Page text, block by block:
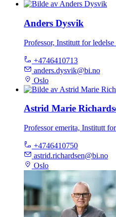
Anders Dysvik
Professor, Institutt for
+4746410713
anders.dysvik@bi.no
Oslo
Astrid Marie
Professor emerita, Institutt
+4746410750
astrid.richardsen@bi.no
Oslo